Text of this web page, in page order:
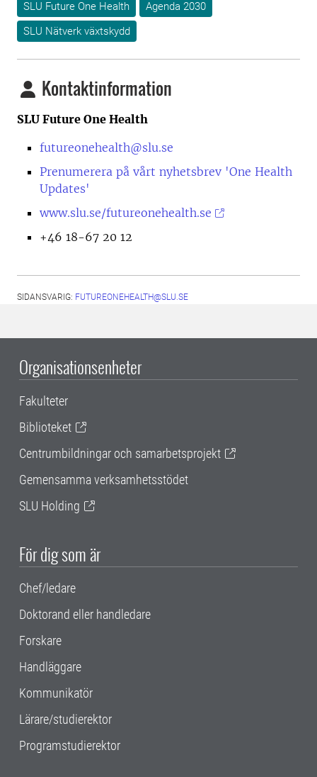
SLU Future One Health
Agenda 2030
SLU Nätverk växtskydd
Kontaktinformation
SLU Future One Health
futureonehealth@slu.se
Prenumerera på vårt nyhetsbrev 'One Health
Updates'
www.slu.se/futureonehealth.se
+46 18-67 20 12
SIDANSVARIG: FUTUREONEHEALTH@SLU.SE
Organisationsenheter
Fakulteter
Biblioteket
Centrumbildningar och samarbetsprojekt
Gemensamma verksamhetsstödet
SLU Holding
För dig som är
Chef/ledare
Doktorand eller handledare
Forskare
Handläggare
Kommunikatör
Lärare/studierektor
Programstudierektor